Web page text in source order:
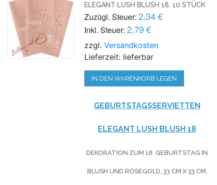
ELEGANT LUSH BLUSH 18, 10 STÜCK
Zuzügl. Steuer: 2,34 €
Inkl. Steuer: 2,79 €
zzgl.Versandkosten
Lieferzeit: lieferbar
IN DEN WARENKORB LEGEN
GEBURTSTAGSSERVIETTEN
ELEGANT LUSH BLUSH 18
DEKORATION ZUM 18. GEBURTSTAG IN
BLUSH UND ROSEGOLD, 33 CM X 33 CM,